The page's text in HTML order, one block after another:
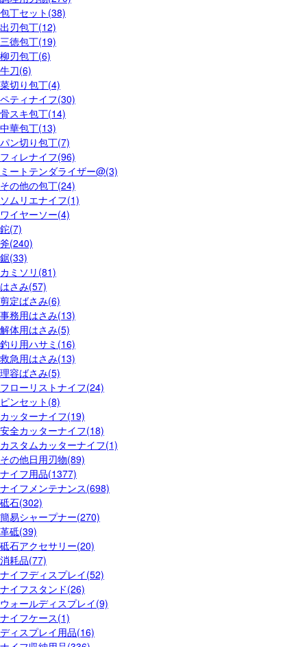
包丁セット(38)
出刃包丁(12)
三徳包丁(19)
柳刃包丁(6)
牛刀(6)
菜切り包丁(4)
ペティナイフ(30)
骨スキ包丁(14)
中華包丁(13)
パン切り包丁(7)
フィレナイフ(96)
ミートテンダライザー@(3)
その他の包丁(24)
ソムリエナイフ(1)
ワイヤーソー(4)
鉈(7)
斧(240)
鋸(33)
カミソリ(81)
はさみ(57)
剪定ばさみ(6)
事務用はさみ(13)
解体用はさみ(5)
釣り用ハサミ(16)
救急用はさみ(13)
理容ばさみ(5)
フローリストナイフ(24)
ピンセット(8)
カッターナイフ(19)
安全カッターナイフ(18)
カスタムカッターナイフ(1)
その他日用刃物(89)
ナイフ用品(1377)
ナイフメンテナンス(698)
砥石(302)
簡易シャープナー(270)
革砥(39)
砥石アクセサリー(20)
消耗品(77)
ナイフディスプレイ(52)
ナイフスタンド(26)
ウォールディスプレイ(9)
ナイフケース(1)
ディスプレイ用品(16)